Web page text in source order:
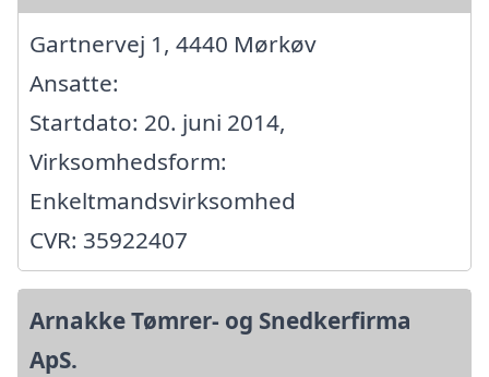
Gartnervej 1, 4440 Mørkøv
Ansatte:
Startdato: 20. juni 2014,
Virksomhedsform:
Enkeltmandsvirksomhed
CVR: 35922407
Arnakke Tømrer- og Snedkerfirma
ApS.